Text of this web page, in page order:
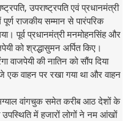
उपराष्ट्रपति एवं प्रधानमंत्री
राजकीय सम्मान से पारंपरिक
पूर्व प्रधानमंत्री मनमोहनसिंह और
को श्रद्धासुमन अर्पित किए।
वाजपेयी की नातिन को सौंप दिया
एक वाहन पर रखा गया था और वाहन
वांगचुक समेत करीब आठ देशों के
उपस्थिति में हजारों लोगों ने नम आंखों